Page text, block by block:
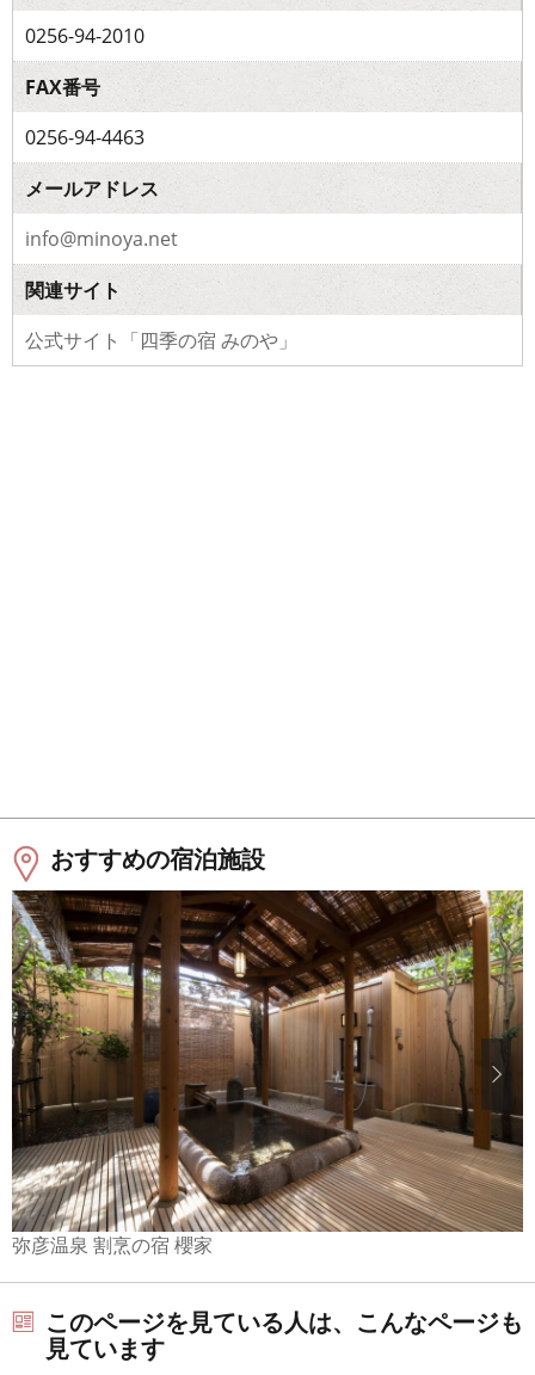
0256-94-2010
FAX番号
0256-94-4463
メールアドレス
info@minoya.net
関連サイト
公式サイト「四季の宿 みのや」
おすすめの宿泊施設
弥彦温泉 割烹の宿 櫻家
このページを見ている人は、こんなページも
見ています